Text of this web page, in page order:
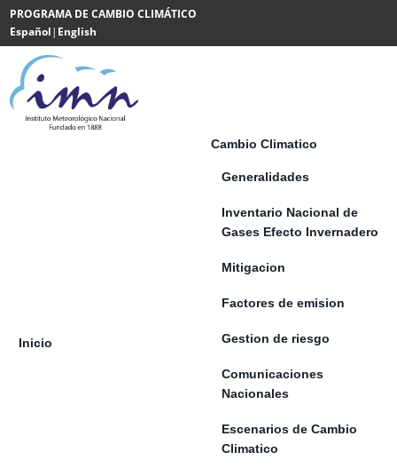
Saltar al contenido
PROGRAMA DE CAMBIO CLIMÁTICO
Español| English
Powered
by
Translate
Inicio
Cambio Climatico
Generalidades
Inventario Nacional de
Gases Efecto Invernadero
Mitigacion
Factores de emision
Gestion de riesgo
Comunicaciones
Nacionales
Escenarios de Cambio
Climatico